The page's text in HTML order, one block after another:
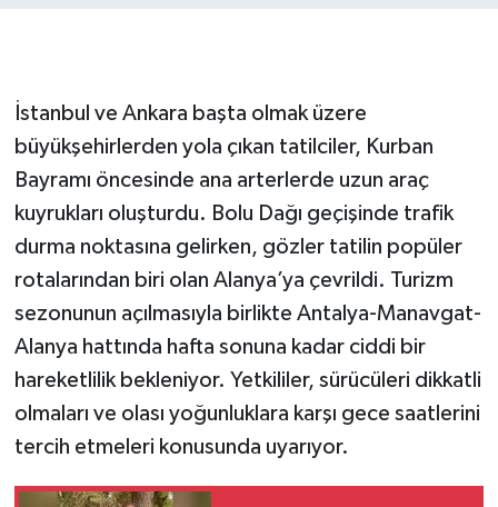
İstanbul ve Ankara başta olmak üzere
büyükşehirlerden yola çıkan tatilciler, Kurban
Bayramı öncesinde ana arterlerde uzun araç
kuyrukları oluşturdu. Bolu Dağı geçişinde trafik
durma noktasına gelirken, gözler tatilin popüler
rotalarından biri olan Alanya’ya çevrildi. Turizm
sezonunun açılmasıyla birlikte Antalya-Manavgat-
Alanya hattında hafta sonuna kadar ciddi bir
hareketlilik bekleniyor. Yetkililer, sürücüleri dikkatli
olmaları ve olası yoğunluklara karşı gece saatlerini
tercih etmeleri konusunda uyarıyor.